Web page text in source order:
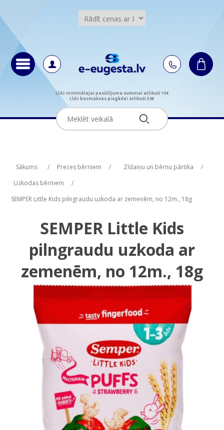
Līdz minimālajai pasūtījuma summai atlikuši 15€
Līdz bezmaksas piegādei atlikuši 50€
Sākums / Preces bērniem / Zīdaiņu un bērnu pārtika
/
Uzkodas bērniem
/
SEMPER Little Kids pilngraudu uzkoda ar zemenēm, no 12m., 18g
SEMPER Little Kids
pilngraudu uzkoda ar
zemenēm, no 12m., 18g